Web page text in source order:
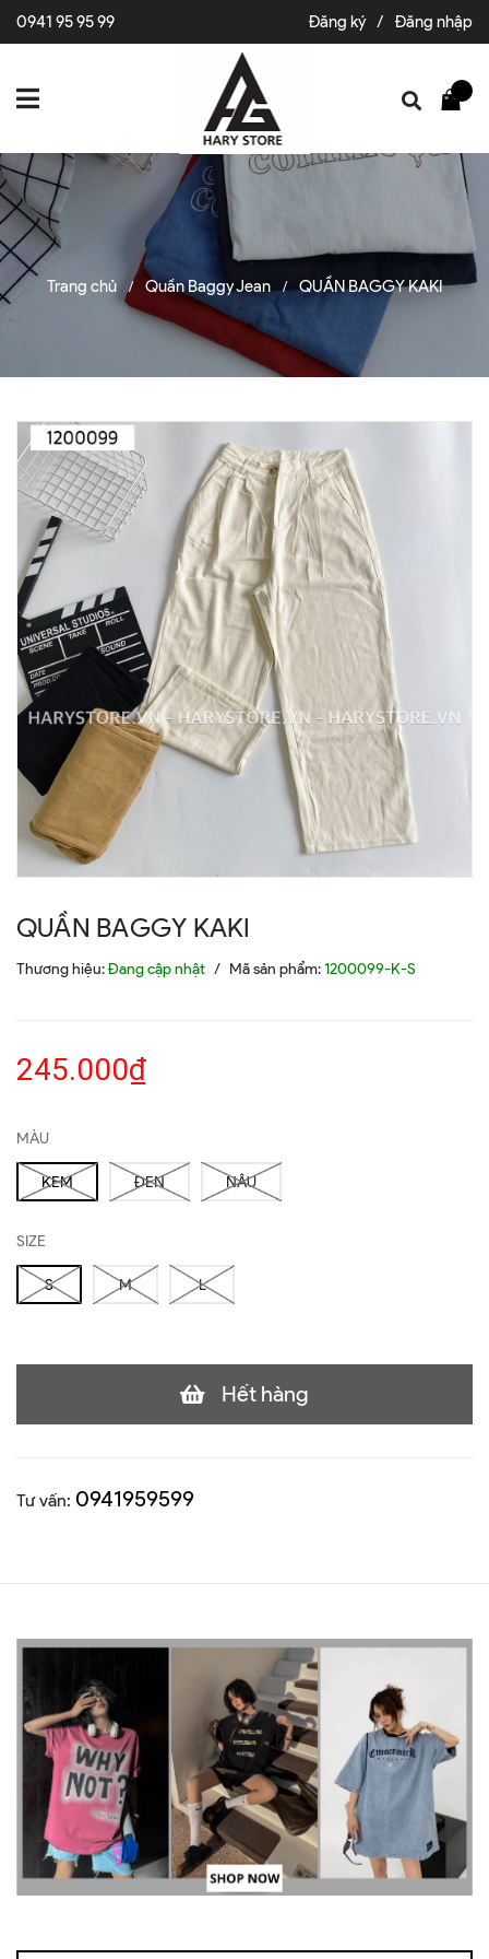
0941 95 95 99 Đăng ký / Đăng nhập
Trang chủ / Quần Baggy Jean / QUẦN BAGGY KAKI
QUẦN BAGGY KAKI
Thương hiệu:Đang cập nhật / Mã sản phẩm:1200099-K-S
245.000₫
MÀU
KEM ĐEN NÂU
SIZE
S M L
Hết hàng
Tư vấn: 0941959599